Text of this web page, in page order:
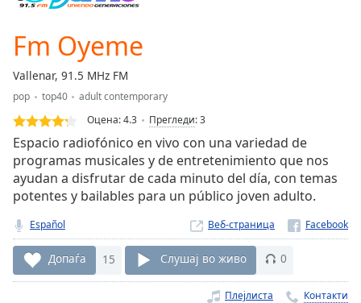
Current
Loaded:
0.00%
Stream
Type
LIVE
Seek to
live,
currently
behind
liveLIVE
Remaining
Time-
Fm Oyeme
Vallenar, 91.5 MHz FM
pop top40
adult contemporary
Оцена:4.3 Прегледи:3
Espacio radiofónico en vivo con una variedad de
programas musicales y de entretenimiento que nos
ayudan a disfrutar de cada minuto del día, con temas
potentes y bailables para un público joven adulto.
Español Веб-страница
Допаѓа 15 Слушај во живо 0
Плејлиста Контакти